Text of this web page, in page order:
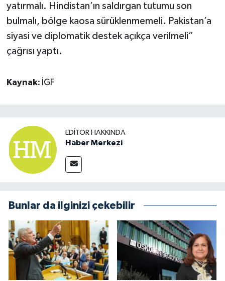
yatırmalı. Hindistan’ın saldırgan tutumu son
bulmalı, bölge kaosa sürüklenmemeli. Pakistan’a
siyasi ve diplomatik destek açıkça verilmeli”
çağrısı yaptı.
Kaynak: İGF
EDITÖR HAKKINDA
Haber Merkezi
Bunlar da ilginizi çekebilir